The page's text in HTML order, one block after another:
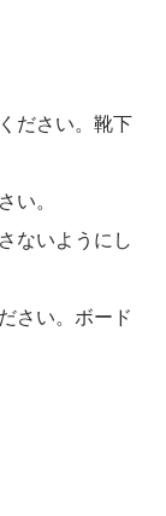
ださい。靴下
。
ないようにし
さい。ボード